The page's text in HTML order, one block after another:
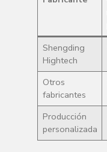
Shengding
Hightech
Otros
fabricantes
Producción
personalizada